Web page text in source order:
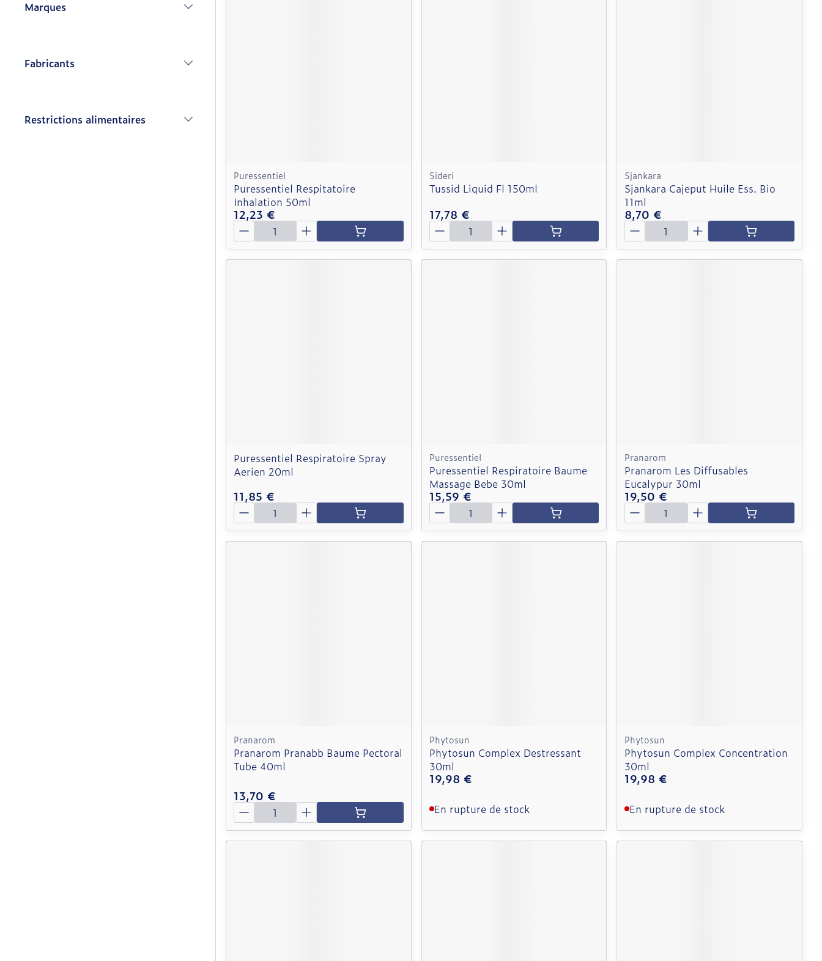
Marques
Fabricants
Restrictions alimentaires
Puressentiel
Puressentiel Respitatoire
Inhalation 50ml
12,23 €
Quantité
Sideri
Tussid Liquid Fl 150ml
17,78 €
Quantité
Sjankara
Sjankara Cajeput Huile Ess. Bio
11ml
8,70 €
Quantité
Puressentiel Respiratoire Spray
Aerien 20ml
11,85 €
Quantité
Puressentiel
Puressentiel Respiratoire Baume
Massage Bebe 30ml
15,59 €
Quantité
Pranarom
Pranarom Les Diffusables
Eucalypur 30ml
19,50 €
Quantité
Pranarom
Pranarom Pranabb Baume Pectoral
Tube 40ml
13,70 €
Quantité
Phytosun
Phytosun Complex Destressant
30ml
19,98 €
En rupture de stock
Phytosun
Phytosun Complex Concentration
30ml
19,98 €
En rupture de stock